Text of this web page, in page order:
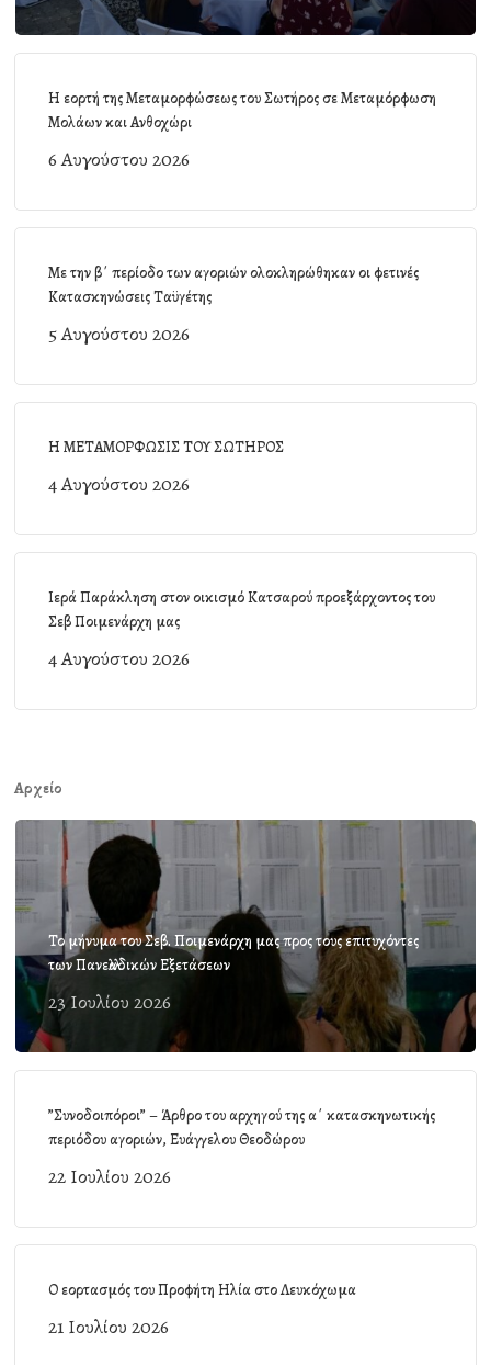
Η εορτή της Μεταμορφώσεως του Σωτήρος σε Μεταμόρφωση
Μολάων και Ανθοχώρι
6 Αυγούστου 2026
Με την β΄ περίοδο των αγοριών ολοκληρώθηκαν οι φετινές
Κατασκηνώσεις Ταϋγέτης
5 Αυγούστου 2026
Η ΜΕΤΑΜΟΡΦΩΣΙΣ ΤΟΥ ΣΩΤΗΡΟΣ
4 Αυγούστου 2026
Ιερά Παράκληση στον οικισμό Κατσαρού προεξάρχοντος του
Σεβ Ποιμενάρχη μας
4 Αυγούστου 2026
Αρχείο
Το μήνυμα του Σεβ. Ποιμενάρχη μας προς τους επιτυχόντες
των Πανελλαδικών Εξετάσεων
23 Ιουλίου 2026
”Συνοδοιπόροι” – Άρθρο του αρχηγού της α΄ κατασκηνωτικής
περιόδου αγοριών, Ευάγγελου Θεοδώρου
22 Ιουλίου 2026
Ο εορτασμός του Προφήτη Ηλία στο Λευκόχωμα
21 Ιουλίου 2026